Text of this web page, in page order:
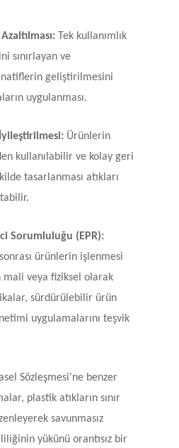
Tek kullanımlık
sınırlayan ve
geliştirilmesini
uygulanması.
İyileştirilmesi: Ürünlerin
kullanılabilir ve kolay geri
tasarlanması atıkları
Sorumluluğu (EPR):
ürünlerin işlenmesi
mali veya fiziksel olarak
sürdürülebilir ürün
uygulamalarını teşvik
Sözleşmesi'ne benzer
plastik atıkların sınır
savunmasız
yükünü orantısız bir